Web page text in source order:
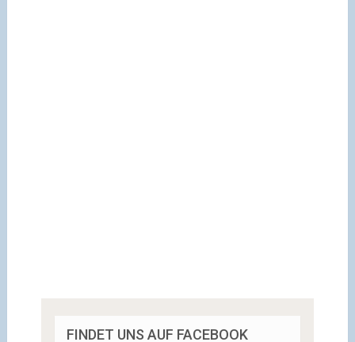
FINDET UNS AUF FACEBOOK